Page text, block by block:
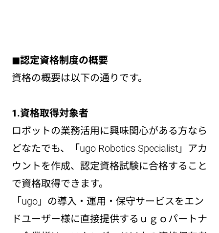
◼︎認定資格制度の概要
資格の概要は以下の通りです。
1.資格取得対象者
ロボットの業務活用に興味関心がある方なら
どなたでも、「ugo Robotics Specialist」アカ
ウントを作成、認定資格試験に合格すること
で資格取得できます。
「ugo」の導入・運用・保守サービスをエン
ドユーザー様に直接提供するｕｇｏパートナ